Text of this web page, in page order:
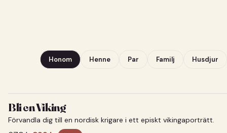
Honom Henne Par Familj Husdjur
Bli en Viking
Förvandla dig till en nordisk krigare i ett episkt vikingaporträtt.